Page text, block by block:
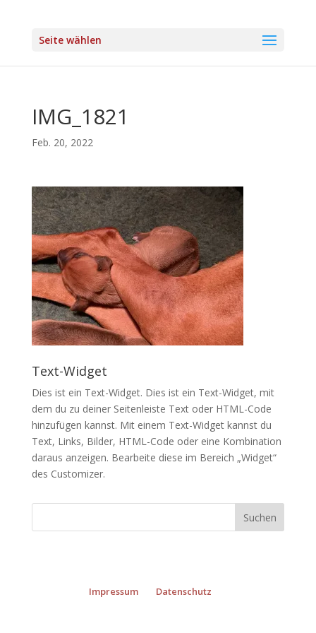
Seite wählen
IMG_1821
Feb. 20, 2022
Text-Widget
Dies ist ein Text-Widget. Dies ist ein Text-Widget, mit
dem du zu deiner Seitenleiste Text oder HTML-Code
hinzufügen kannst. Mit einem Text-Widget kannst du
Text, Links, Bilder, HTML-Code oder eine Kombination
daraus anzeigen. Bearbeite diese im Bereich „Widget“
des Customizer.
Impressum Datenschutz